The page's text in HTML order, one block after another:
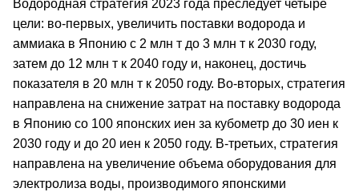
Водородная стратегия 2023 года преследует четыре
цели: во-первых, увеличить поставки водорода и
аммиака в Японию с 2 млн т до 3 млн т к 2030 году,
затем до 12 млн т к 2040 году и, наконец, достичь
показателя в 20 млн т к 2050 году. Во-вторых, стратегия
направлена на снижение затрат на поставку водорода
в Японию со 100 японских иен за кубометр до 30 иен к
2030 году и до 20 иен к 2050 году. В-третьих, стратегия
направлена на увеличение объема оборудования для
электролиза воды, производимого японскими